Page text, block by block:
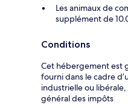
Les animaux de
supplément de
Conditions
Cet hébergement est
fourni dans le cadre
industrielle ou libérale,
général des impôts